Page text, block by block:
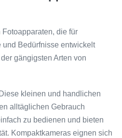
die für
Bedürfnisse entwickelt
gängigsten Arten von
kleinen und handlichen
alltäglichen Gebrauch
zu bedienen und bieten
Kompaktkameras eignen sich